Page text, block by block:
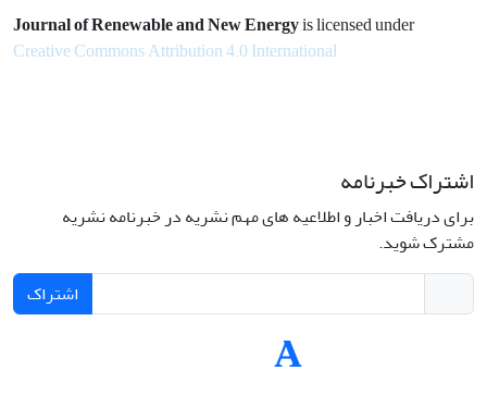
Journal of Renewable and New Energyis licensed under
Creative Commons Attribution 4.0 International
اشتراک خبرنامه
برای دریافت اخبار و اطلاعیه های مهم نشریه در خبرنامه نشریه
مشترک شوید.
اشتراک